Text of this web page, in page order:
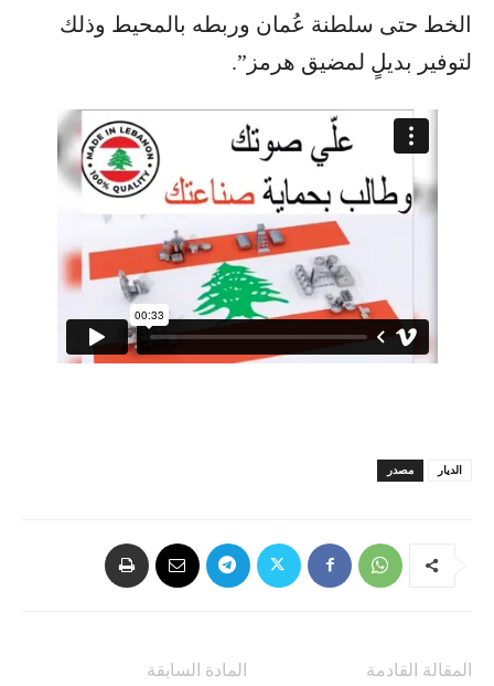
الخط حتى سلطنة عُمان وربطه بالمحيط وذلك
لتوفير بديلٍ لمضيق هرمز”.
مصدر الديار
المادة السابقة المقالة القادمة